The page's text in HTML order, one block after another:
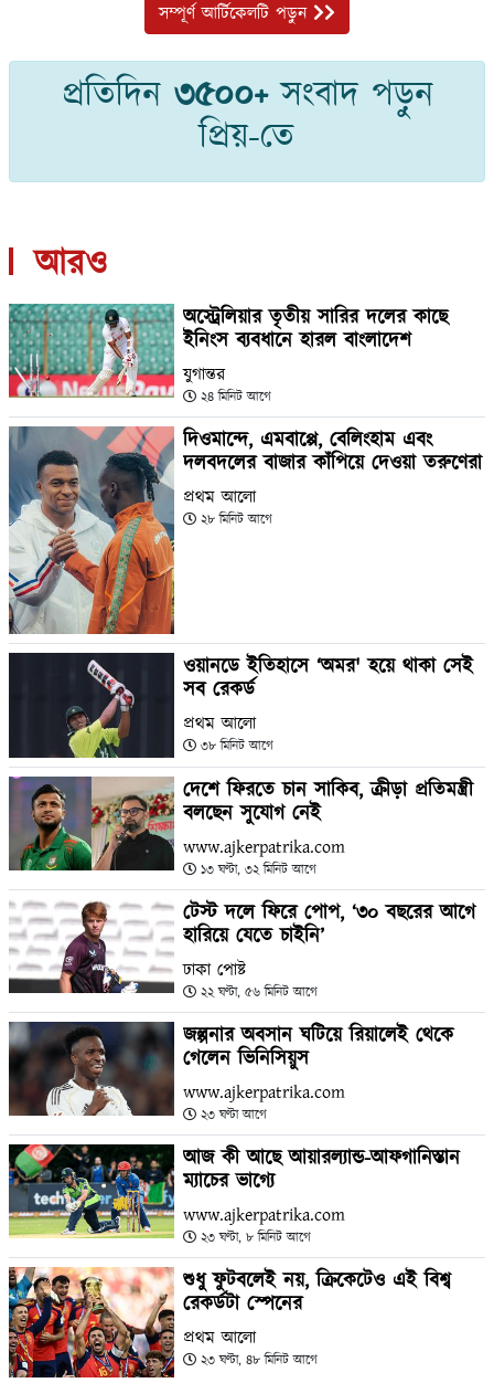
সম্পূর্ণ আর্টিকেলটি পড়ুন
প্রতিদিন ৩৫০০+সংবাদ পড়ুন
প্রিয়-তে
আরও
অস্ট্রেলিয়ার তৃতীয় সারির দলের কাছে
ইনিংস ব্যবধানে হারল বাংলাদেশ
যুগান্তর
২৪ মিনিট আগে
দিওমান্দে, এমবাপ্পে, বেলিংহাম এবং
দলবদলের বাজার কাঁপিয়ে দেওয়া তরুণেরা
প্রথম আলো
২৮ মিনিট আগে
ওয়ানডে ইতিহাসে ‘অমর' হয়ে থাকা সেই
সব রেকর্ড
প্রথম আলো
৩৮ মিনিট আগে
দেশে ফিরতে চান সাকিব, ক্রীড়া প্রতিমন্ত্রী
বলছেন সুযোগ নেই
www.ajkerpatrika.com
১৩ ঘণ্টা, ৩২ মিনিট আগে
টেস্ট দলে ফিরে পোপ, ‘৩০ বছরের আগে
হারিয়ে যেতে চাইনি’
ঢাকা পোষ্ট
২২ ঘণ্টা, ৫৬ মিনিট আগে
জল্পনার অবসান ঘটিয়ে রিয়ালেই থেকে
গেলেন ভিনিসিয়ুস
www.ajkerpatrika.com
২৩ ঘণ্টা আগে
আজ কী আছে আয়ারল্যান্ড-আফগানিস্তান
ম্যাচের ভাগ্যে
www.ajkerpatrika.com
২৩ ঘণ্টা, ৮ মিনিট আগে
শুধু ফুটবলেই নয়, ক্রিকেটেও এই বিশ্ব
রেকর্ডটা স্পেনের
প্রথম আলো
২৩ ঘণ্টা, ৪৮ মিনিট আগে